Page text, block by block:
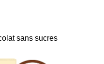
sans sucres